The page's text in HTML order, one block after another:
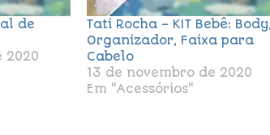
de
2020
Tati Rocha – KIT Bebê:
Organizador, Faixa para
Cabelo
13 de novembro de 2020
Em "Acessórios"